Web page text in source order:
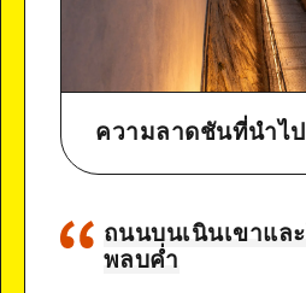
ความลาดชันที่นำไ
ถนนบนเนินเขาแล
พลบค่ำ